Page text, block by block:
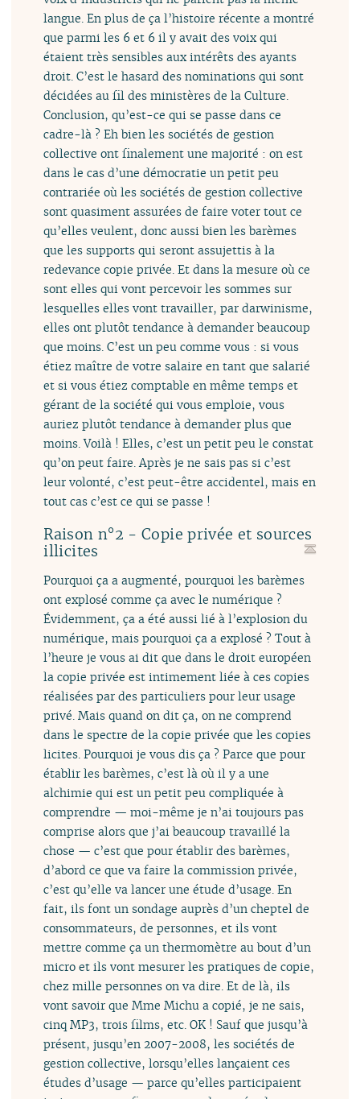
langue. En plus de ça l’histoire récente a montré
que parmi les 6 et 6 il y avait des voix qui
étaient très sensibles aux intérêts des ayants
droit. C’est le hasard des nominations qui sont
décidées au fil des ministères de la Culture.
Conclusion, qu’est-ce qui se passe dans ce
cadre-là ? Eh bien les sociétés de gestion
collective ont finalement une majorité : on est
dans le cas d’une démocratie un petit peu
contrariée où les sociétés de gestion collective
sont quasiment assurées de faire voter tout ce
qu’elles veulent, donc aussi bien les barèmes
que les supports qui seront assujettis à la
redevance copie privée. Et dans la mesure où ce
sont elles qui vont percevoir les sommes sur
lesquelles elles vont travailler, par darwinisme,
elles ont plutôt tendance à demander beaucoup
que moins. C’est un peu comme vous : si vous
étiez maître de votre salaire en tant que salarié
et si vous étiez comptable en même temps et
gérant de la société qui vous emploie, vous
auriez plutôt tendance à demander plus que
moins. Voilà ! Elles, c’est un petit peu le constat
qu’on peut faire. Après je ne sais pas si c’est
leur volonté, c’est peut-être accidentel, mais en
tout cas c’est ce qui se passe !
Raison n°2 - Copie privée et sources
illicites
Pourquoi ça a augmenté, pourquoi les barèmes
ont explosé comme ça avec le numérique ?
Évidemment, ça a été aussi lié à l’explosion du
numérique, mais pourquoi ça a explosé ? Tout à
l’heure je vous ai dit que dans le droit européen
la copie privée est intimement liée à ces copies
réalisées par des particuliers pour leur usage
privé. Mais quand on dit ça, on ne comprend
dans le spectre de la copie privée que les copies
licites. Pourquoi je vous dis ça ? Parce que pour
établir les barèmes, c’est là où il y a une
alchimie qui est un petit peu compliquée à
comprendre — moi-même je n’ai toujours pas
comprise alors que j’ai beaucoup travaillé la
chose — c’est que pour établir des barèmes,
d’abord ce que va faire la commission privée,
c’est qu’elle va lancer une étude d’usage. En
fait, ils font un sondage auprès d’un cheptel de
consommateurs, de personnes, et ils vont
mettre comme ça un thermomètre au bout d’un
micro et ils vont mesurer les pratiques de copie,
chez mille personnes on va dire. Et de là, ils
vont savoir que Mme Michu a copié, je ne sais,
cinq MP3, trois films, etc. OK ! Sauf que jusqu’à
présent, jusqu’en 2007-2008, les sociétés de
gestion collective, lorsqu’elles lançaient ces
études d’usage — parce qu’elles participaient